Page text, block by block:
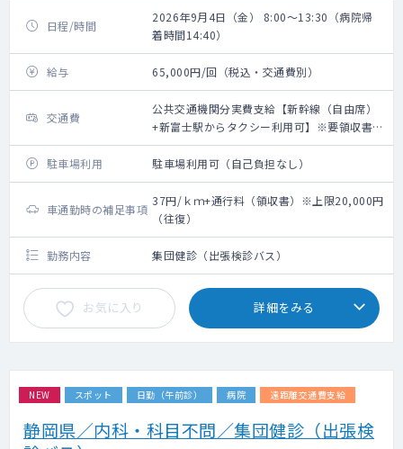
日程/時間
2026年9月4日（金） 8:00～13:30（病院帰
着時間14:40）
給与 65,000円/回（税込・交通費別）
交通費
公共交通機関分実費支給【新幹線（自由席）
+新富士駅からタクシー利用可】※要領収書・
上限20,000円（往復）
駐車場利用
駐車場利用可（自己負担なし）
車通勤時の補足事項
37円/ｋｍ+通行料（領収書）※上限20,000円
（往復）
勤務内容 集団健診（出張検診バス）
お気に入り 詳細をみる
NEW スポット 日勤（午前診） 病院 遠距離交通費支給
静岡県／内科・科目不問／集団健診（出張検